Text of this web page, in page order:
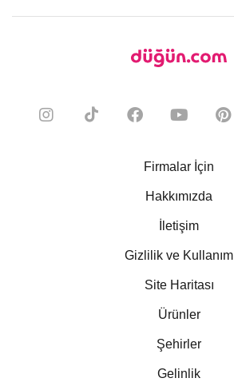
Firmalar İçin
Hakkımızda
İletişim
Gizlilik ve Kullanım
Site Haritası
Ürünler
Şehirler
Gelinlik